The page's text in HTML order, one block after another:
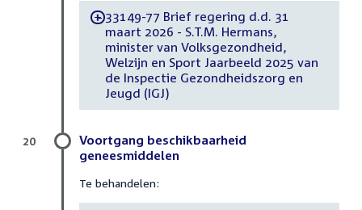
-33149-77 Brief regering d.d. 31
maart 2026 - S.T.M. Hermans,
minister van Volksgezondheid,
Welzijn en Sport Jaarbeeld 2025 van
de Inspectie Gezondheidszorg en
Jeugd (IGJ)
Voortgang beschikbaarheid
geneesmiddelen
Te behandelen:
20